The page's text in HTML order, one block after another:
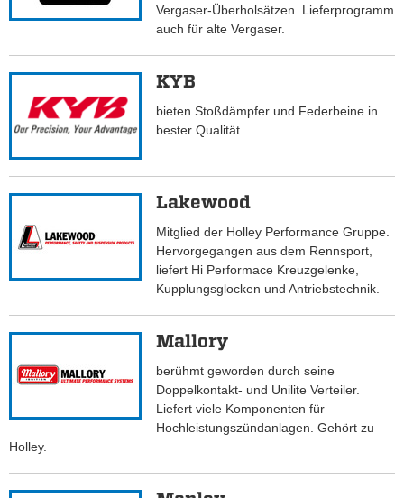
Vergaser-Überholsätzen. Lieferprogramm
auch für alte Vergaser.
KYB
bieten Stoßdämpfer und Federbeine in
bester Qualität.
Lakewood
Mitglied der Holley Performance Gruppe.
Hervorgegangen aus dem Rennsport,
liefert Hi Performace Kreuzgelenke,
Kupplungsglocken und Antriebstechnik.
Mallory
berühmt geworden durch seine
Doppelkontakt- und Unilite Verteiler.
Liefert viele Komponenten für
Hochleistungszündanlagen. Gehört zu
Holley.